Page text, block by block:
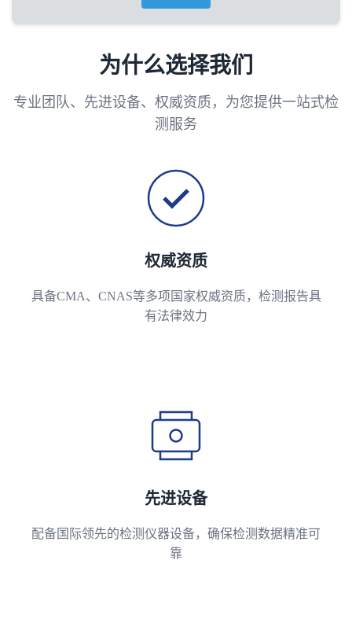
为什么选择我们
专业团队、先进设备、权威资质，为您提供一站式检
测服务
权威资质
具备CMA、CNAS等多项国家权威资质，检测报告具
有法律效力
先进设备
配备国际领先的检测仪器设备，确保检测数据精准可
靠